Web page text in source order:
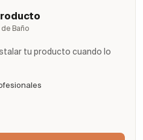
Baño
tu producto cuando lo